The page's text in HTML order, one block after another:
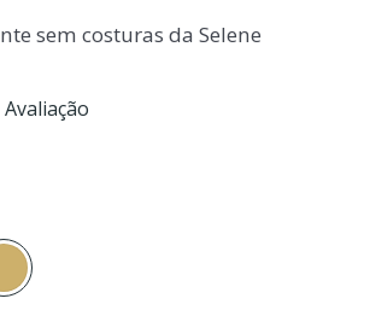
sem costuras da Selene
Pele